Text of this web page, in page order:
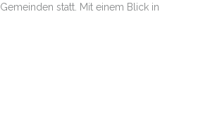
statt. Mit einem Blick in